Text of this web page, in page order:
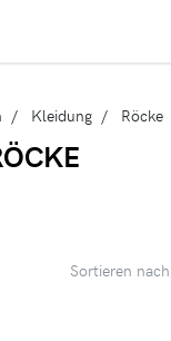
Kleidung Röcke
Sortieren nach